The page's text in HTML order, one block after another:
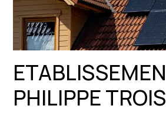
PHILIPPE